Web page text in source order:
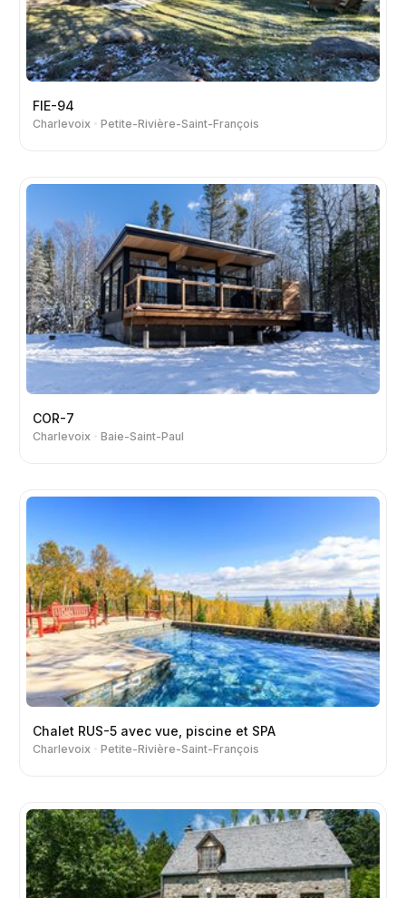
FIE-94
Charlevoix Petite-Rivière-Saint-François
COR-7
Charlevoix Baie-Saint-Paul
Chalet RUS-5 avec vue, piscine et SPA
Charlevoix Petite-Rivière-Saint-François